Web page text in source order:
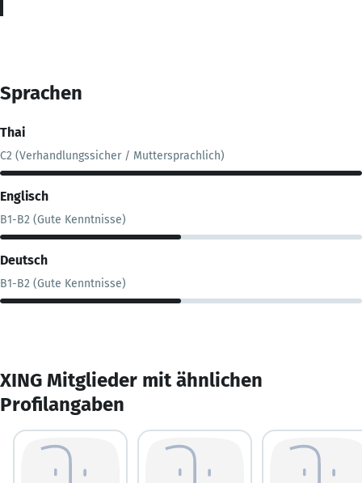
Sprachen
Thai
C2 (Verhandlungssicher / Muttersprachlich)
Englisch
B1-B2 (Gute Kenntnisse)
Deutsch
B1-B2 (Gute Kenntnisse)
XING Mitglieder mit ähnlichen
Profilangaben